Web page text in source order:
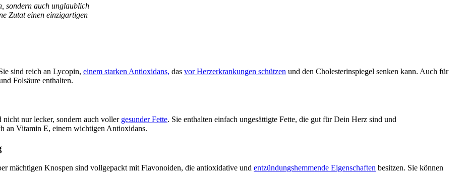
sondern auch unglaublich
Zutat einen einzigartigen
sind reich an Lycopin, einem starken Antioxidans, das vor Herzerkrankungen schützen und den Cholesterinspiegel senken kann. Auch für
Folsäure enthalten.
nur lecker, sondern auch voller gesunder Fette. Sie enthalten einfach ungesättigte Fette, die gut für Dein Herz sind und
an Vitamin E, einem wichtigen Antioxidans.
mächtigen Knospen sind vollgepackt mit Flavonoiden, die antioxidative und entzündungshemmende Eigenschaften besitzen. Sie können